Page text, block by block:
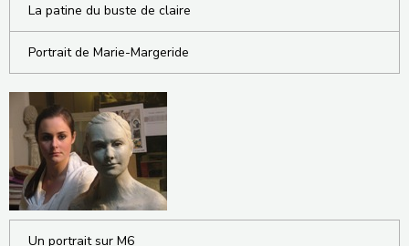
La patine du buste de claire
Portrait de Marie-Margeride
Un portrait sur M6